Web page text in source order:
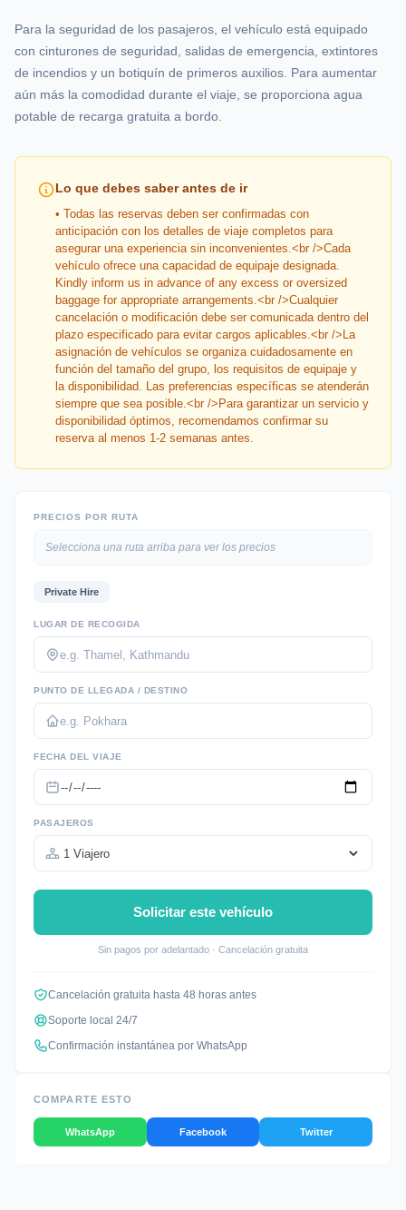
Para la seguridad de los pasajeros, el vehículo está equipado
con cinturones de seguridad, salidas de emergencia, extintores
de incendios y un botiquín de primeros auxilios. Para aumentar
aún más la comodidad durante el viaje, se proporciona agua
potable de recarga gratuita a bordo.
Lo que debes saber antes de ir
• Todas las reservas deben ser confirmadas con
anticipación con los detalles de viaje completos para
asegurar una experiencia sin inconvenientes.<br />Cada
vehículo ofrece una capacidad de equipaje designada.
Kindly inform us in advance of any excess or oversized
baggage for appropriate arrangements.<br />Cualquier
cancelación o modificación debe ser comunicada dentro del
plazo especificado para evitar cargos aplicables.<br />La
asignación de vehículos se organiza cuidadosamente en
función del tamaño del grupo, los requisitos de equipaje y
la disponibilidad. Las preferencias específicas se atenderán
siempre que sea posible.<br />Para garantizar un servicio y
disponibilidad óptimos, recomendamos confirmar su
reserva al menos 1-2 semanas antes.
PRECIOS POR RUTA
Selecciona una ruta arriba para ver los precios
Private Hire
LUGAR DE RECOGIDA
PUNTO DE LLEGADA / DESTINO
FECHA DEL VIAJE
PASAJEROS
Solicitar este vehículo
Sin pagos por adelantado · Cancelación gratuita
Cancelación gratuita hasta 48 horas antes
Soporte local 24/7
Confirmación instantánea por WhatsApp
COMPARTE ESTO
WhatsApp Facebook Twitter